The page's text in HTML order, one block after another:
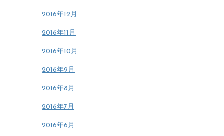
2016年12月
2016年11月
2016年10月
2016年9月
2016年8月
2016年7月
2016年6月